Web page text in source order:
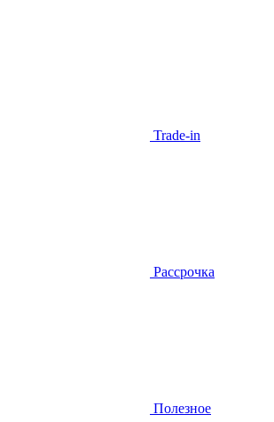
Trade-in
Рассрочка
Полезное